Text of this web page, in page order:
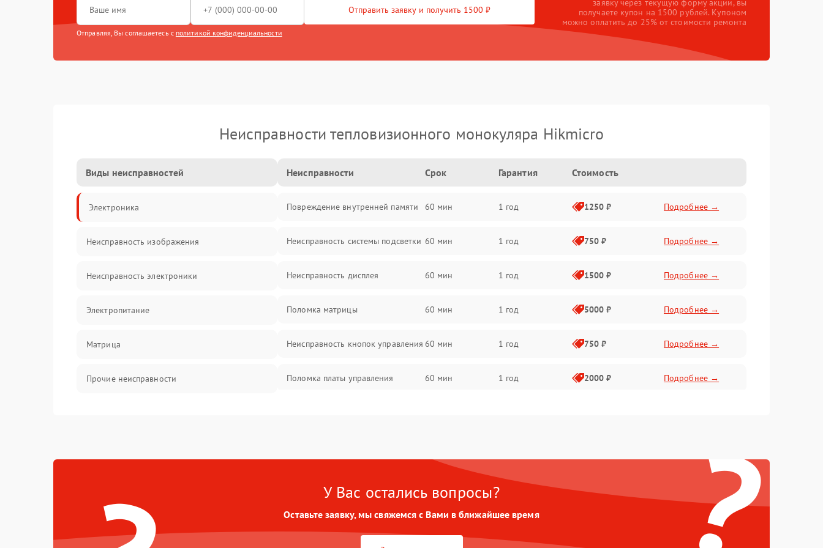
Отправить заявку и получить 1500 ₽
Отправляя, Вы соглашаетесь с политикой конфиденциальности
заявку через текущую форму акции, вы
получаете купон на 1500 рублей. Купоном
можно оплатить до 25% от стоимости ремонта
Неисправности тепловизионного монокуляра Hikmicro
Виды неисправностей
Электроника
Неисправность изображения
Неисправность электроники
Электропитание
Матрица
Прочие неисправности
Оптика
Неисправности Срок Гарантия Стоимость
Повреждение внутренней памяти 60 мин 1 год 1250 ₽ Подробнее →
Неисправность системы подсветки 60 мин 1 год 750 ₽ Подробнее →
Неисправность дисплея 60 мин 1 год 1500 ₽ Подробнее →
Поломка матрицы 60 мин 1 год 5000 ₽ Подробнее →
Неисправность кнопок управления 60 мин 1 год 750 ₽ Подробнее →
Поломка платы управления 60 мин 1 год 2000 ₽ Подробнее →
Поломка разъема для зарядки 60 мин 1 год 500 ₽
Подробнее →
?
У Вас остались вопросы?
Оставьте заявку, мы свяжемся с Вами в ближайшее время